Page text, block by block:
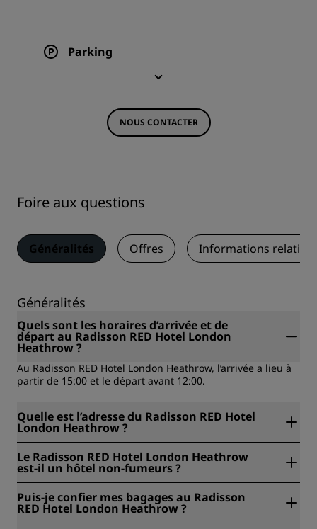
Parking
NOUS CONTACTER
Foire aux questions
Généralités Offres Informations
Généralités
Quels sont les horaires d’arrivée et de
départ au Radisson RED Hotel London
Heathrow ?
Au Radisson RED Hotel London Heathrow, l’arrivée a lieu à
partir de 15:00 et le départ avant 12:00.
Quelle est l’adresse du Radisson RED Hotel
London Heathrow ?
Londres, Royaume-Uni, UB7 0DU.
Le Radisson RED Hotel London Heathrow
est-il un hôtel non-fumeurs ?
non-fumeurs.
Puis-je confier mes bagages au Radisson
RED Hotel London Heathrow ?